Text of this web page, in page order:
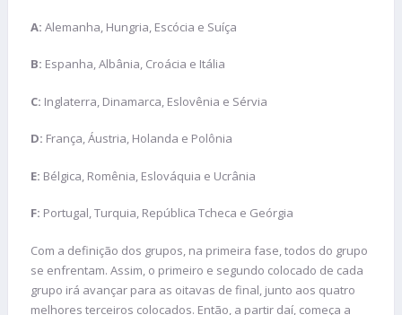
A: Alemanha, Hungria, Escócia e Suíça
B: Espanha, Albânia, Croácia e Itália
C: Inglaterra, Dinamarca, Eslovênia e Sérvia
D: França, Áustria, Holanda e Polônia
E: Bélgica, Romênia, Eslováquia e Ucrânia
F: Portugal, Turquia, República Tcheca e Geórgia
Com a definição dos grupos, na primeira fase, todos do grupo
se enfrentam. Assim, o primeiro e segundo colocado de cada
grupo irá avançar para as oitavas de final, junto aos quatro
melhores terceiros colocados. Então, a partir daí, começa a